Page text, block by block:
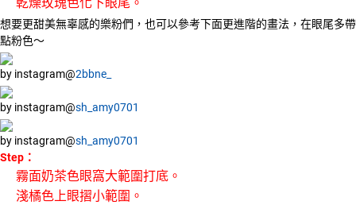
想要更甜美無辜感的樂粉們，也可以參考下面更進階的畫法，在眼尾多帶
點粉色～
by instagram@2bbne_
by instagram@sh_amy0701
by instagram@sh_amy0701
Step：
霧面奶茶色眼窩大範圍打底。
淺橘色上眼摺小範圍。